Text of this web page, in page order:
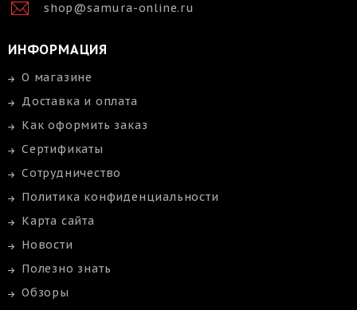
shop@samura-online.ru
ИНФОРМАЦИЯ
О магазине
Доставка и оплата
Как оформить заказ
Сертификаты
Сотрудничество
Политика конфиденциальности
Карта сайта
Новости
Полезно знать
Обзоры